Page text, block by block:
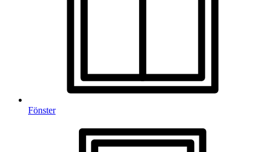
Fönster